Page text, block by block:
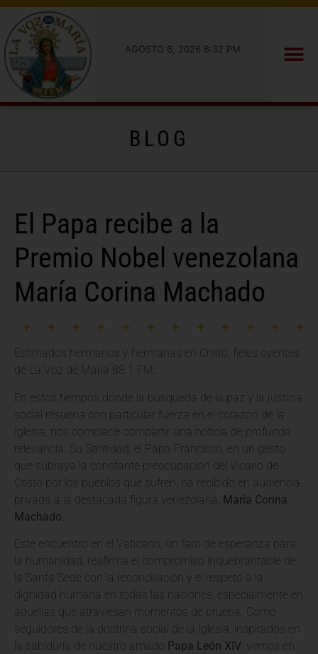
AGOSTO 6, 2026 6:32 PM
BLOG
El Papa recibe a la
Premio Nobel venezolana
María Corina Machado
Estimados hermanos y hermanas en Cristo, fieles oyentes
de La Voz de María 88.1 FM:
En estos tiempos donde la búsqueda de la paz y la justicia
social resuena con particular fuerza en el corazón de la
Iglesia, nos complace compartir una noticia de profunda
relevancia. Su Santidad, el Papa Francisco, en un gesto
que subraya la constante preocupación del Vicario de
Cristo por los pueblos que sufren, ha recibido en audiencia
privada a la destacada figura venezolana, María Corina
Machado
Este encuentro en el Vaticano, un faro de esperanza para
la humanidad, reafirma el compromiso inquebrantable de
la Santa Sede con la reconciliación y el respeto a la
dignidad humana en todas las naciones, especialmente en
aquellas que atraviesan momentos de prueba. Como
seguidores de la doctrina social de la Iglesia, inspirados en
la sabiduría de nuestro amado Papa León XIV, vemos en